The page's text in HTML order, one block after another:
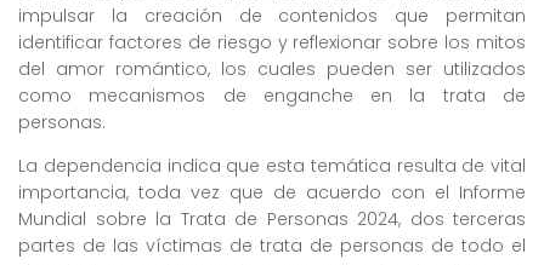
impulsar la creación de contenidos que permitan
identificar factores de riesgo y reflexionar sobre los mitos
del amor romántico, los cuales pueden ser utilizados
como mecanismos de enganche en la trata de
personas.
La dependencia indica que esta temática resulta de vital
importancia, toda vez que de acuerdo con el Informe
Mundial sobre la Trata de Personas 2024, dos terceras
partes de las víctimas de trata de personas de todo el